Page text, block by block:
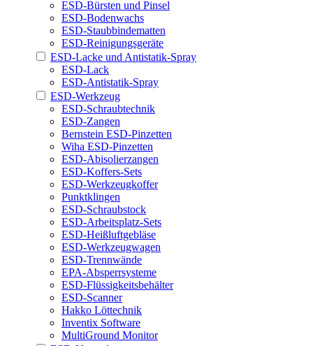
ESD-Bürsten und Pinsel
ESD-Bodenwachs
ESD-Staubbindematten
ESD-Reinigungsgeräte
ESD-Lacke und Antistatik-Spray
ESD-Lack
ESD-Antistatik-Spray
ESD-Werkzeug
ESD-Schraubtechnik
ESD-Zangen
Bernstein ESD-Pinzetten
Wiha ESD-Pinzetten
ESD-Abisolierzangen
ESD-Koffers-Sets
ESD-Werkzeugkoffer
Punktklingen
ESD-Schraubstock
ESD-Arbeitsplatz-Sets
ESD-Heißluftgebläse
ESD-Werkzeugwagen
ESD-Trennwände
EPA-Absperrsysteme
ESD-Flüssigkeitsbehälter
ESD-Scanner
Hakko Löttechnik
Inventix Software
MultiGround Monitor